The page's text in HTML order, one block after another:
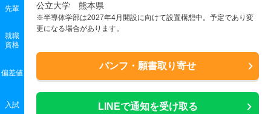
公立大学 熊本県
※半導体学部は2027年4月開設に向けて設置構想中。予定であり変
更になる場合があります。
パンフ・願書取り寄せ
LINEで通知を受け取る
先輩
就職
資格
偏差値
入試